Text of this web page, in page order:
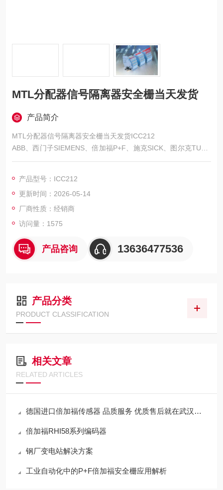
MTL分配器信号隔离器安全栅当天发货
产品简介
MTL分配器信号隔离器安全栅当天发货ICC212
ABB、西门子SIEMENS、倍加福P+F、施克SICK、图尔克TURC
K、巴鲁夫BALLUFF、邦纳BANNER、金钟-默勒MOELLER、施
产品型号：ICC212
更新时间：2026-05-14
厂商性质：经销商
访问量：1575
产品咨询 13636477536
产品分类
PRODUCT CLASSIFICATION
相关文章
RELATED ARTICLES
德国进口倍加福传感器 品质服务 优质售后就在武汉西尔福
倍加福RHI58系列编码器
钢厂变电站解决方案
工业自动化中的P+F倍加福安全栅应用解析